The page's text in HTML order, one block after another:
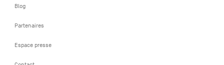
Blog
Partenaires
Espace presse